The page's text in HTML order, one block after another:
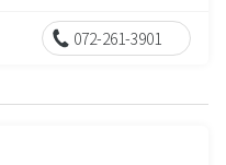
072-261-3901